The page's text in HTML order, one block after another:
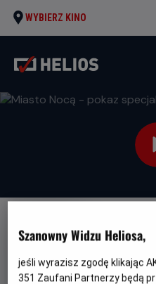
WYBIERZ KINO
z
Szanowny Widzu Heliosa,
jeśli wyrazisz zgodę klikając
351 Zaufani Partnerzy będą